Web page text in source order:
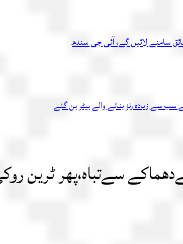
سامنے لائیں گے، آئی جی سندھ
سے زیادہ رنز بنانے والے بیٹر بن گئے
سےتباہ،پھر ٹرین